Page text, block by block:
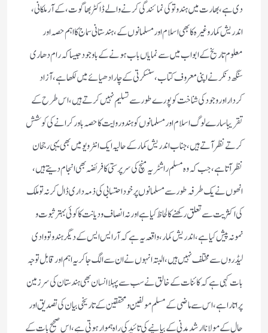
دی ہے، بھارت میں ہندوتو کی نمائندگی کرنے والے ڈاکٹر بھاگوت، کے آر ملکانی،
اندریش کمار وغیرہ کا بھی اسلام اور مسلمانوں کے، ہندستانی سماج کا اہم حصہ اور
معلوم تاریخ کے ابواب میں سے نمایاں باب ہونے کے باوجود جیسا کہ رام دھاری
سنگھ دنکر نے اپنی معروف کتاب، سنسکرتی کے چار ادھیائے میں لکھا ہے، آزاد
کردار اور وجود کی شناخت کو پورے طور سے تسلیم نہیں کرتے ہیں،اس طرح کے
تقریبا سارے لوگ اسلام اور مسلمانوں کو ہندو روایت کا حصہ باور کرانے کی کوشش
کرتے نظر آتے ہیں، جناب اندریش کمار کے حالیہ ایک انٹرویو میں بھی یہی رجحان
نظر آتا ہے، جب کہ وہ مسلم راشٹریہ منچ کی سرپرستی کا فریضہ بھی انجام دیتے ہیں،
انھوں نے یک طرفہ طور سے مسلمانوں پر خود احتسابی کی ذمہ داری ڈال کر نہ تو ملک
کی اکثریت سے تعلق رکھنے کا لحاظ کیا ہے اور نہ انصاف و دیانت کا کوئی بہتر ثبوت و
نمونہ پیش کیا ہے، اندریش کمار، واقعہ یہ ہے کہ آر ایس ایس کے دیگر ہندوتو وادی
لیڈروں سے مختلف نہیں ہیں، البتہ انہوں نے ان سے الگ جا کر یہ اہم اور قابل توجہ
بات کہی ہے کہ کائنات کے خالق نے سب سے پہلا انسان بھی ہندستان کی سر زمین
پر اتارا ہے، اس سے ماضی کے مسلم مولفین و محققین کے تاریخی بیان کی تصدیق اور
حال کے مولانا ارشد مدنی کے بیانیے کی تائید کی راہ ہموار ہوتی ہے، اس صحیح بات کے